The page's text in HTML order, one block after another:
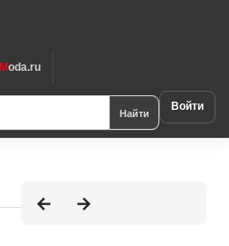
Moda.ru
Найти Войти